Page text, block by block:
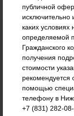
публичной
каких условиях
определяемой
Гражданского
получения
стоимости
рекомендуется
помощью
телефону в
+7 (831) 282-08-
г. Нижний Новгород, ул.
Nogser@yandex.ru